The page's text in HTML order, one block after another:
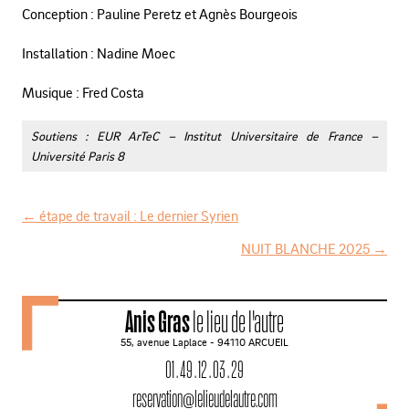
Conception : Pauline Peretz et Agnès Bourgeois
Installation : Nadine Moec
Musique : Fred Costa
Soutiens : EUR ArTeC – Institut Universitaire de France –
Université Paris 8
v
g
← étape de travail : Le dernier Syrien
NUIT BLANCHE 2025 →
Anis Grasle lieu de l'autre
55, avenue Laplace - 94110 ARCUEIL
01 . 49 . 12 . 03 . 29
reservation@lelieudelautre.com